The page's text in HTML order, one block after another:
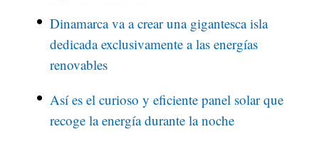
Dinamarca va a crear una gigantesca isla
dedicada exclusivamente a las energías
renovables
Así es el curioso y eficiente panel solar que
recoge la energía durante la noche